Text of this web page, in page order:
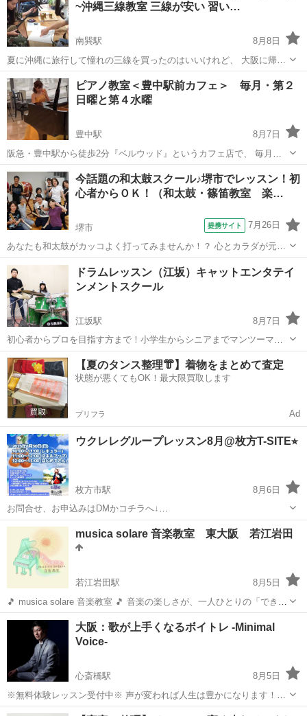
標はあなたのウク...~沖縄三線教室 三線が安い 習い…
南巽駅
8月8日
夏に沖縄に旅行して憧れの三線を買ったのはいいけれど、 大阪に帰っ
てきて少し弾いてみたけれど挫折していませんか？ 三線の音色を奏で
る事が出来れば大阪で沖縄気分になれますよね！ 電話 090-6064-
1154 安...
大阪 大阪市 南巽駅 その他 三線
ピアノ教室＜豊中駅前カフェ＞ 毎月・第２
日曜と第４水曜
豊中駅
8月7日
阪急・豊中駅から徒歩2分『ベルウッド』というカフェ店で、 毎月第
４水曜と第２日曜 11時～13時に「ピアノ教室」を開催しております。
講師 : 中山 陽子氏（大阪音楽大学 音楽学部 ピアノ科卒） 指導方法 :
個人...
大阪 豊中市 豊中駅 ボーカル 大人
今話題の和太鼓スクール♪堺市でレッスン！初
心者からＯＫ！（和太鼓・篠笛教室 楽…
堺市 提携サイト 7月26日
あなたも和太鼓がカッコよく打ってみませんか！？ 心とカラダが元気
になる今話題の和太鼓スクールです♪ リフレッシュ効果や脳トレにも
効果があり、日常生活もイキイキ☆ 初心者の方から楽しんで頂ける様
に、基本から丁寧にじっくりと学び...
大阪 堺市
ドラムレッスン（江坂）キャットエンタテイ
ンメントスクール
江坂駅
8月7日
初心者からプロを目指す方まで！小学生からシニアまでマンツーマン
で優しく丁寧に指導します。 数々のプロを育ててきた講師陣が、施設
設備の整った広々としたスタジオで快適にレッスンができます。レコ
ーディングスタジオや500名収容の...
大阪 吹田市 江坂駅 ドラム レッスン
【夏のタンス整理👘】着物をまとめて査定
状態が悪くてもOK！最大限買取します
プリフラ Ad
ウクレレグループレッスン8月@枚方T-SITE⭐︎
枚方市駅
8月6日
お問合せ、お申込みはDMかコチラへ↓
https://egtfunk335.wixsite.com/official-hp/services-1 ※初回は はじめ
てさんクラスorレギュラークラスでの受講をお願いしています。...
大阪 枚方市 ウクレレ
ウクレレグループレッスン
musica solare 音楽教室 東大阪 若江岩田
若江岩田駅
8月5日
🎵 musica solare 音楽教室 🎵 音楽の楽しさが、一人ひとりの「でき
た！」につながる。 子どもから大人まで。発達がゆっくりなお子様も
安心して通える音楽教室です。 musica solare音楽教室では、一人...
大阪 東大阪市 若江岩田駅 ピアノ ピアノレッスン
大阪：歌が上手くなるボイトレ -Minimal
Voice-
心斎橋駅
8月5日
※無料体験レッスン受付中※ 声が変われば人生は豊かになります！
Minimal Voiceでは、最小限の労力で最も成果が期待できる効果的なエ
大阪 大阪市 心斎橋駅 ボーカル ボイストレーニング